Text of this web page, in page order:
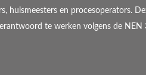
huismeesters en procesoperators.
te werken volgens de NEN